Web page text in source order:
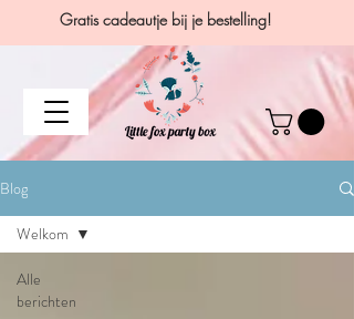
Gratis cadeautje bij je bestelling!
Blog
Alle
berichten
Welkom